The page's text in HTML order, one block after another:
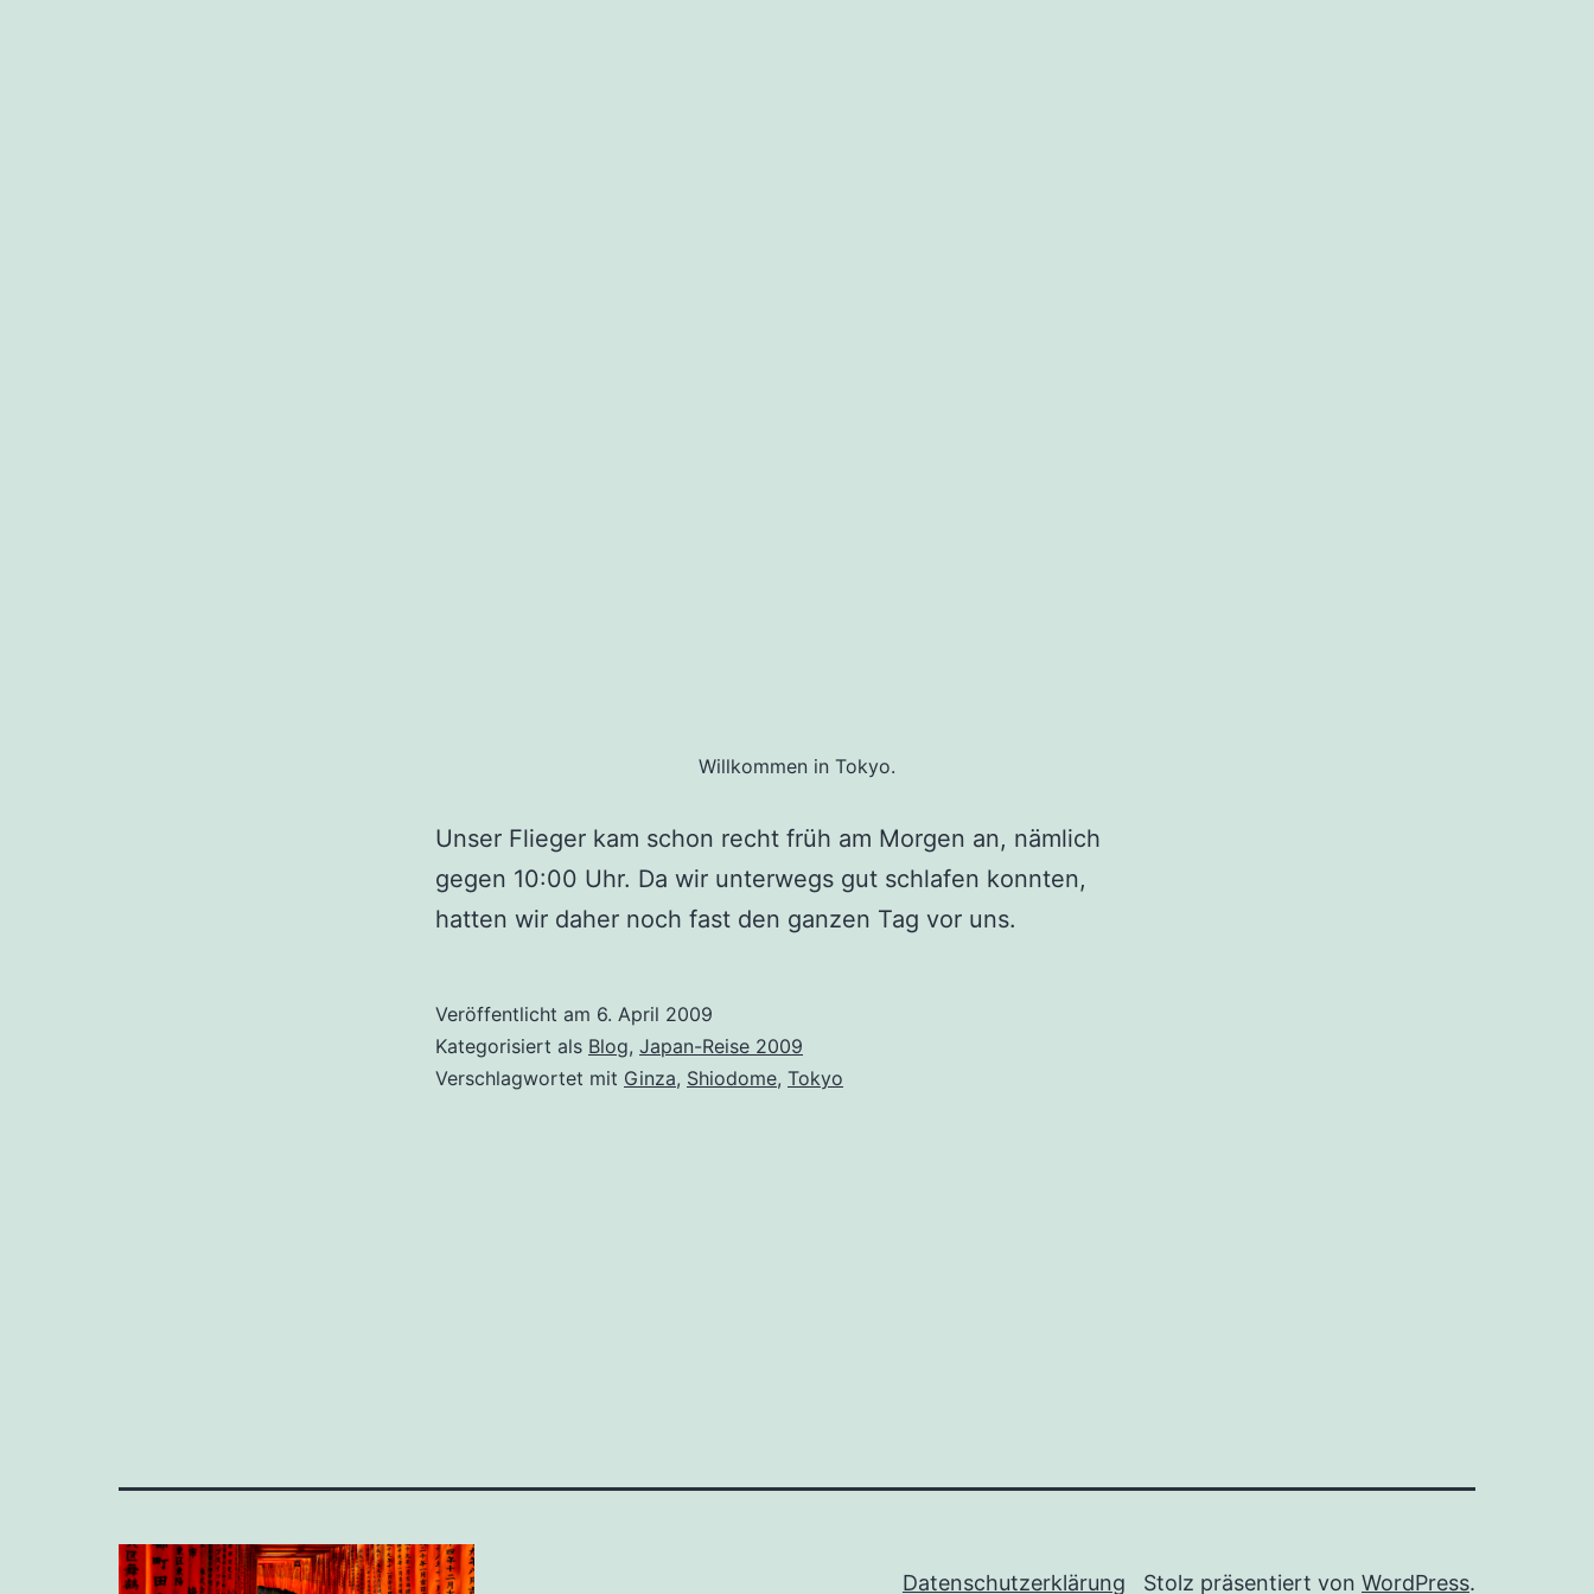
Willkommen in Tokyo.
Unser Flieger kam schon recht früh am Morgen an, nämlich
gegen 10:00 Uhr. Da wir unterwegs gut schlafen konnten,
hatten wir daher noch fast den ganzen Tag vor uns.
Veröffentlicht am 6. April 2009
Kategorisiert als Blog, Japan-Reise 2009
Verschlagwortet mit Ginza, Shiodome, Tokyo
Datenschutzerklärung Stolz präsentiert von WordPress.